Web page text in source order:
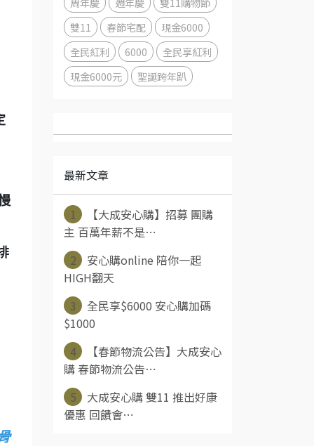
雙11
春節宅配
現金6000
全民紅利
6000
全民享紅利
現金6000元
聖誕跨年趴
最新文章
1
【大成安心購】招募 團購
主 百萬年薪不是⋯
2
安心購online 陪你一起
HIGH翻天
3
全民享$6000 安心購加碼
$1000
4
【春節物流公告】大成安心
購 春節物流公告⋯
5
大成安心購 雙11 推出好康
優惠 回饋會⋯